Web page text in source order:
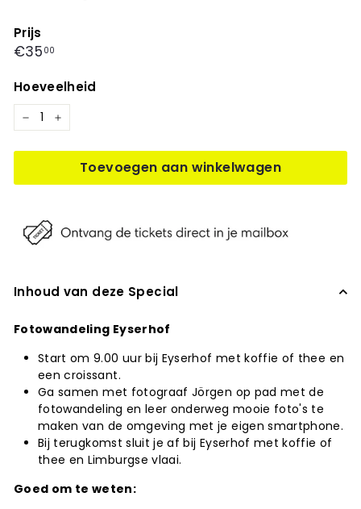
Prijs
Prijs
€35 00
Hoeveelheid
− +
Toevoegen aan winkelwagen
Inhoud van deze Special
Fotowandeling Eyserhof
Start om 9.00 uur bij Eyserhof met koffie of thee en
een croissant.
Ga samen met fotograaf Jörgen op pad met de
fotowandeling en leer onderweg mooie foto's te
maken van de omgeving met je eigen smartphone.
Bij terugkomst sluit je af bij Eyserhof met koffie of
thee en Limburgse vlaai.
Goed om te weten: